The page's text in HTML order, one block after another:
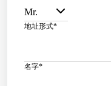
Mr.
地址形式*
名字*